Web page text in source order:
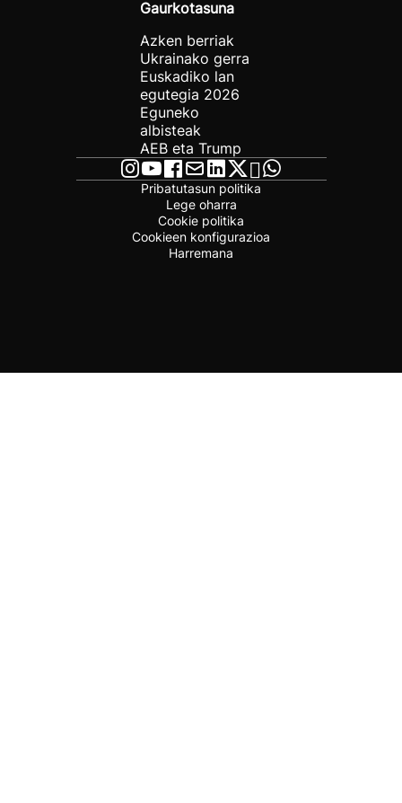
Gaurkotasuna
Azken berriak
Ukrainako gerra
Euskadiko lan
egutegia 2026
Eguneko
albisteak
AEB eta Trump
Pribatutasun politika
Lege oharra
Cookie politika
Cookieen konfigurazioa
Harremana